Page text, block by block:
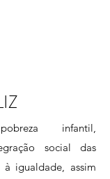
infantil,
social das
igualdade, assim